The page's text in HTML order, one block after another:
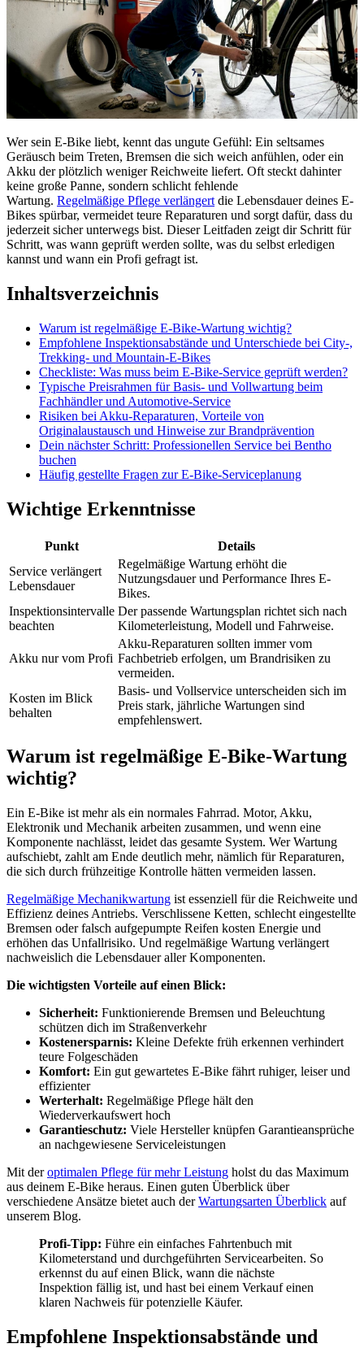
Wer sein E-Bike liebt, kennt das ungute Gefühl: Ein seltsames
Geräusch beim Treten, Bremsen die sich weich anfühlen, oder ein
Akku der plötzlich weniger Reichweite liefert. Oft steckt dahinter
keine große Panne, sondern schlicht fehlende
Wartung. Regelmäßige Pflege verlängert die Lebensdauer deines E-
Bikes spürbar, vermeidet teure Reparaturen und sorgt dafür, dass du
jederzeit sicher unterwegs bist. Dieser Leitfaden zeigt dir Schritt für
Schritt, was wann geprüft werden sollte, was du selbst erledigen
kannst und wann ein Profi gefragt ist.
Inhaltsverzeichnis
Warum ist regelmäßige E-Bike-Wartung wichtig?
Empfohlene Inspektionsabstände und Unterschiede bei City-,
Trekking- und Mountain-E-Bikes
Checkliste: Was muss beim E-Bike-Service geprüft werden?
Typische Preisrahmen für Basis- und Vollwartung beim
Fachhändler und Automotive-Service
Risiken bei Akku-Reparaturen, Vorteile von
Originalaustausch und Hinweise zur Brandprävention
Dein nächster Schritt: Professionellen Service bei Bentho
buchen
Häufig gestellte Fragen zur E-Bike-Serviceplanung
Wichtige Erkenntnisse
Punkt
Details
Service verlängert
Lebensdauer
Regelmäßige Wartung erhöht die
Nutzungsdauer und Performance Ihres E-
Bikes.
Inspektionsintervalle
beachten
Der passende Wartungsplan richtet sich nach
Kilometerleistung, Modell und Fahrweise.
Akku nur vom Profi
Akku-Reparaturen sollten immer vom
Fachbetrieb erfolgen, um Brandrisiken zu
vermeiden.
Kosten im Blick
behalten
Basis- und Vollservice unterscheiden sich im
Preis stark, jährliche Wartungen sind
empfehlenswert.
Warum ist regelmäßige E-Bike-Wartung
wichtig?
Ein E-Bike ist mehr als ein normales Fahrrad. Motor, Akku,
Elektronik und Mechanik arbeiten zusammen, und wenn eine
Komponente nachlässt, leidet das gesamte System. Wer Wartung
aufschiebt, zahlt am Ende deutlich mehr, nämlich für Reparaturen,
die sich durch frühzeitige Kontrolle hätten vermeiden lassen.
Regelmäßige Mechanikwartung ist essenziell für die Reichweite und
Effizienz deines Antriebs. Verschlissene Ketten, schlecht eingestellte
Bremsen oder falsch aufgepumpte Reifen kosten Energie und
erhöhen das Unfallrisiko. Und regelmäßige Wartung verlängert
nachweislich die Lebensdauer aller Komponenten.
Die wichtigsten Vorteile auf einen Blick:
Sicherheit: Funktionierende Bremsen und Beleuchtung
schützen dich im Straßenverkehr
Kostenersparnis: Kleine Defekte früh erkennen verhindert
teure Folgeschäden
Komfort: Ein gut gewartetes E-Bike fährt ruhiger, leiser und
effizienter
Werterhalt: Regelmäßige Pflege hält den
Wiederverkaufswert hoch
Garantieschutz: Viele Hersteller knüpfen Garantieansprüche
an nachgewiesene Serviceleistungen
Mit deroptimalen Pflege für mehr Leistung holst du das Maximum
aus deinem E-Bike heraus. Einen guten Überblick über
verschiedene Ansätze bietet auch derWartungsarten Überblick auf
unserem Blog.
Profi-Tipp: Führe ein einfaches Fahrtenbuch mit
Kilometerstand und durchgeführten Servicearbeiten. So
erkennst du auf einen Blick, wann die nächste
Inspektion fällig ist, und hast bei einem Verkauf einen
klaren Nachweis für potenzielle Käufer.
Empfohlene Inspektionsabstände und